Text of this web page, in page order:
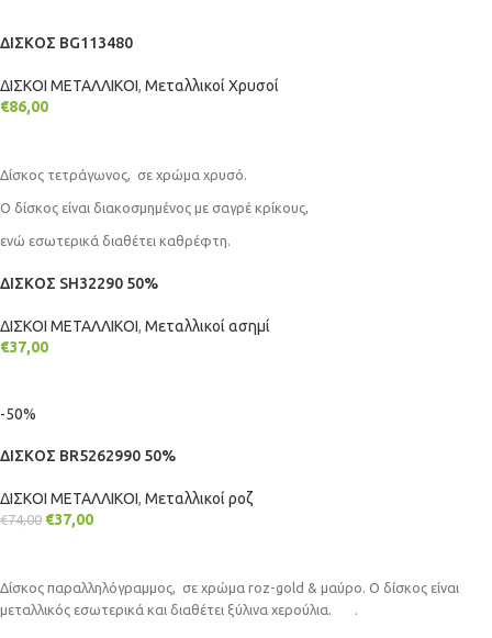
ΔΙΣΚΟΣ BG113480
ΔΙΣΚΟΙ ΜΕΤΑΛΛΙΚΟΙ, Μεταλλικοί Χρυσοί
€86,00
Δίσκος τετράγωνος, σε χρώμα χρυσό.
Ο δίσκος είναι διακοσμημένος με σαγρέ κρίκους,
ενώ εσωτερικά διαθέτει καθρέφτη.
ΔΙΣΚΟΣ SH32290 50%
ΔΙΣΚΟΙ ΜΕΤΑΛΛΙΚΟΙ, Μεταλλικοί ασημί
€37,00
-50%
ΔΙΣΚΟΣ BR5262990 50%
ΔΙΣΚΟΙ ΜΕΤΑΛΛΙΚΟΙ, Mεταλλικοί ροζ
€74,00 €37,00
Δίσκος παραλληλόγραμμος, σε χρώμα roz-gold & μαύρο. Ο δίσκος είναι
μεταλλικός εσωτερικά και διαθέτει ξύλινα χερούλια. .